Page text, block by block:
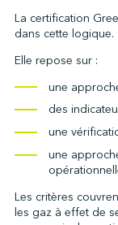
La certification
dans cette logique.
Elle repose sur :
une
des
une
une
Les critères
les gaz à effet de